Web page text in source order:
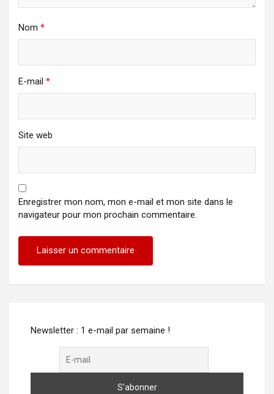
Nom *
E-mail *
Site web
Enregistrer mon nom, mon e-mail et mon site dans le
navigateur pour mon prochain commentaire.
Newsletter : 1 e-mail par semaine !